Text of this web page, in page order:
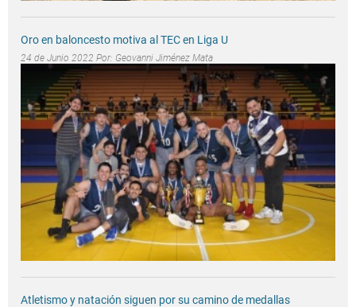
Oro en baloncesto motiva al TEC en Liga U
24 de Junio 2022 Por: Geovanni Jiménez Mata
Atletismo y natación siguen por su camino de medallas